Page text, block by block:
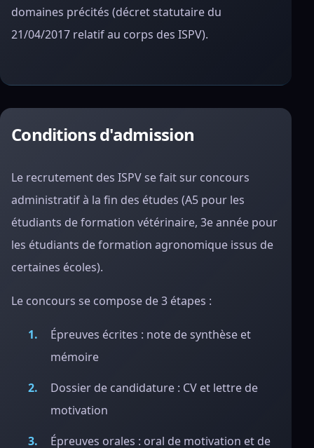
domaines précités (décret statutaire du
21/04/2017 relatif au corps des ISPV).
Conditions d'admission
Le recrutement des ISPV se fait sur concours
administratif à la fin des études (A5 pour les
étudiants de formation vétérinaire, 3e année pour
les étudiants de formation agronomique issus de
certaines écoles).
Le concours se compose de 3 étapes :
Épreuves écrites : note de synthèse et
mémoire
Dossier de candidature : CV et lettre de
motivation
Épreuves orales : oral de motivation et de